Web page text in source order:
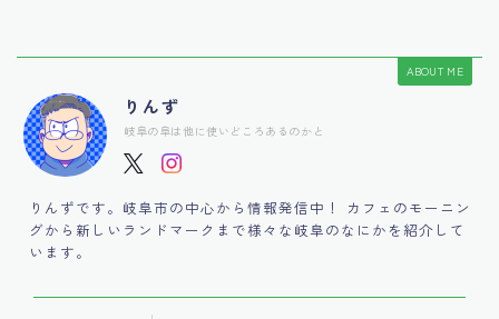
ABOUT ME
りんず
岐阜の阜は他に使いどころあるのかと
りんずです。岐阜市の中心から情報発信中！ カフェのモーニン
グから新しいランドマークまで様々な岐阜のなにかを紹介して
います。